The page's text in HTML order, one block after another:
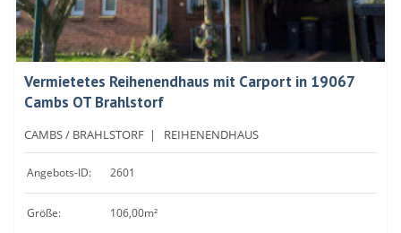
Vermietetes Reihenendhaus mit Carport in 19067
Cambs OT Brahlstorf
CAMBS / BRAHLSTORF | REIHENENDHAUS
Angebots-ID: 2601
Größe: 106,00m²